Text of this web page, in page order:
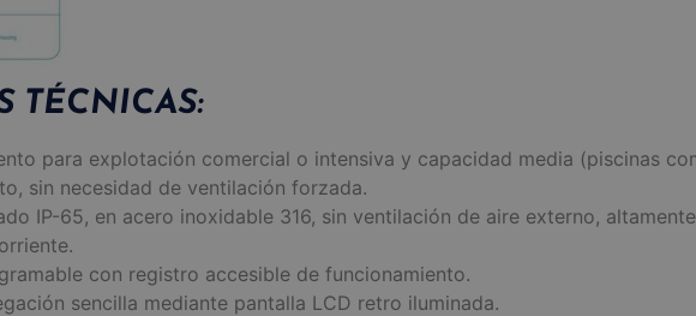
TÉCNICAS:
para explotación comercial o intensiva y capacidad media (piscinas
sin necesidad de ventilación forzada.
IP-65, en acero inoxidable 316, sin ventilación de aire externo,
con registro accesible de funcionamiento.
sencilla mediante pantalla LCD retro iluminada.